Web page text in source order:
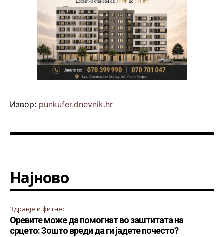
Извор: punkufer.dnevnik.hr
Најново
Здравје и фитнес
Оревите може да помогнат во заштитата на
срцето: Зошто вреди да ги јадете почесто?